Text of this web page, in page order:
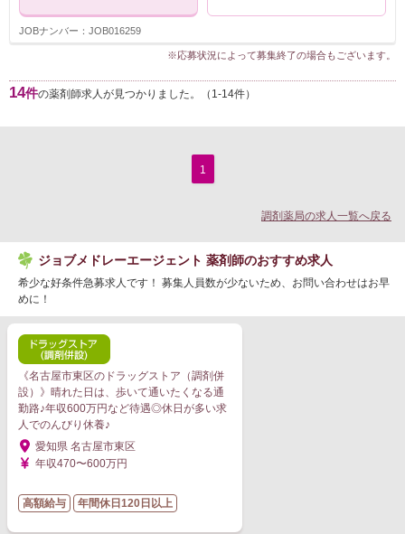
JOBナンバー：JOB016259
※応募状況によって募集終了の場合もございます。
14件の薬剤師求人が見つかりました。（1-14件）
1
調剤薬局の求人一覧へ戻る
ジョブメドレーエージェント 薬剤師のおすすめ求人
希少な好条件急募求人です！ 募集人員数が少ないため、お問い合わせはお早
めに！
《名古屋市東区のドラッグストア（調剤併
設）》晴れた日は、歩いて通いたくなる通
勤路♪年収600万円など待遇◎休日が多い求
人でのんびり休養♪
愛知県 名古屋市東区
年収470〜600万円
高額給与 年間休日120日以上